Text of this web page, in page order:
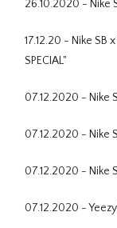
26.10.2020 - Nike
17.12.20 - Nike SB
SPECIAL"
07.12.2020 - Nike
07.12.2020 - Nike
07.12.2020 - Nike
07.12.2020 -